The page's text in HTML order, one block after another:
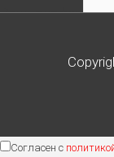
Ваш телефон
Согласен с